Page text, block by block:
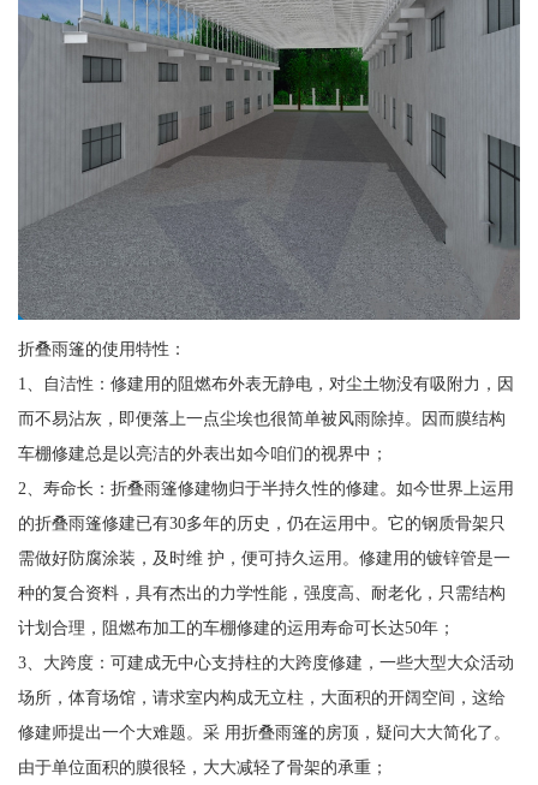
折叠雨篷的使用特性：
1、自洁性：修建用的阻燃布外表无静电，对尘土物没有吸附力，因
而不易沾灰，即便落上一点尘埃也很简单被风雨除掉。因而膜结构
车棚修建总是以亮洁的外表出如今咱们的视界中；
2、寿命长：折叠雨篷修建物归于半持久性的修建。如今世界上运用
的折叠雨篷修建已有30多年的历史，仍在运用中。它的钢质骨架只
需做好防腐涂装，及时维 护，便可持久运用。修建用的镀锌管是一
种的复合资料，具有杰出的力学性能，强度高、耐老化，只需结构
计划合理，阻燃布加工的车棚修建的运用寿命可长达50年；
3、大跨度：可建成无中心支持柱的大跨度修建，一些大型大众活动
场所，体育场馆，请求室内构成无立柱，大面积的开阔空间，这给
修建师提出一个大难题。采 用折叠雨篷的房顶，疑问大大简化了。
由于单位面积的膜很轻，大大减轻了骨架的承重；